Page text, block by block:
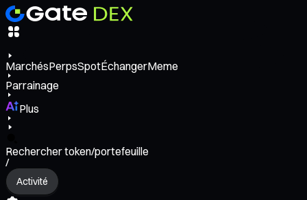
MarchésPerpsSpotÉchangerMeme
Parrainage
Plus
Rechercher token/portefeuille
/
Activité